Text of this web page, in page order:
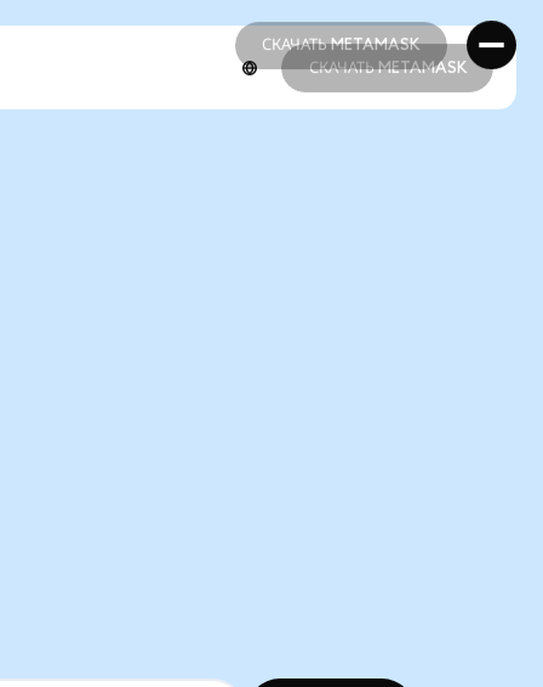
СКАЧАТЬ METAMASK
СКАЧАТЬ METAMASK
СКАЧАТЬ METAMASK